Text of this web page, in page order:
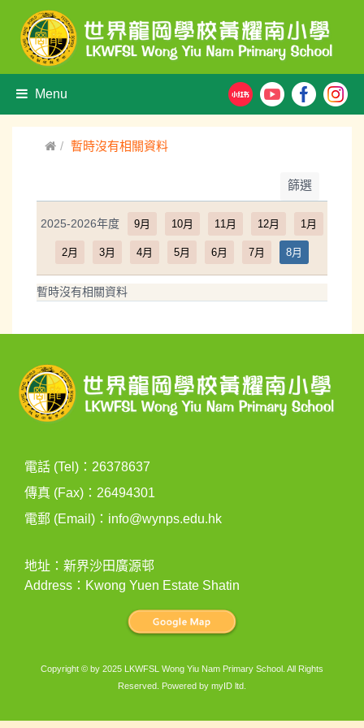
Menu
暫時沒有相關資料
篩選
2025-2026年度 9月 10月 11月 12月 1月
2月 3月 4月 5月 6月 7月 8月
暫時沒有相關資料
電話 (Tel)：26378637
傳真 (Fax)：26494301
電郵 (Email)： info@wynps.edu.hk
地址：新界沙田廣源邨
Address：Kwong Yuen Estate Shatin
Copyright © by 2025 LKWFSL Wong Yiu Nam Primary School. All Rights
Reserved. Powered by myID ltd